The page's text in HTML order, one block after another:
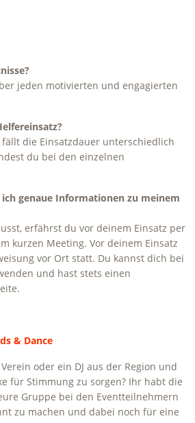
jeden motivierten und engagierten
fällt die Einsatzdauer unterschiedlich
du bei den einzelnen
genaue Informationen zu meinem
erfährst du vor deinem Einsatz per
kurzen Meeting. Vor deinem Einsatz
vor Ort statt. Du kannst dich bei
und hast stets einen
& Dance
oder ein DJ aus der Region und
für Stimmung zu sorgen? Ihr habt die
Gruppe bei den Eventteilnehmern
zu machen und dabei noch für eine